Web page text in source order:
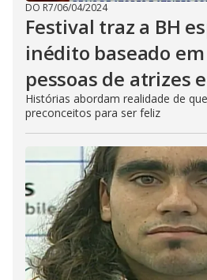
DO R7/06/04/2024
Festival traz a BH
inédito baseado
pessoas de atrizes e
Histórias abordam realidade de
preconceitos para ser feliz